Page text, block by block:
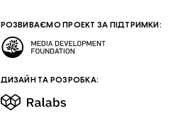
РОЗВИВАЄМО ПРОЕКТ ЗА ПІДТРИМКИ:
ДИЗАЙН ТА РОЗРОБКА: